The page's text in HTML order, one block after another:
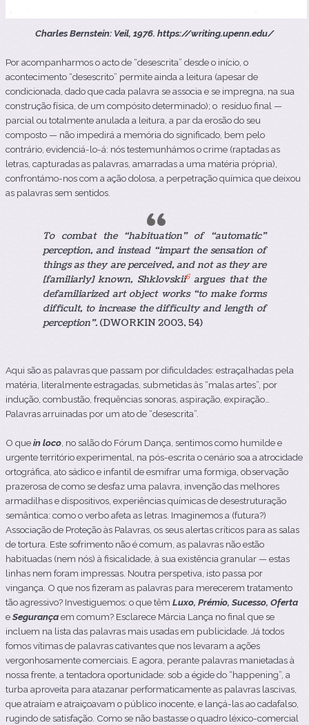
Charles Bernstein: Veil, 1976. https://writing.upenn.edu/
Por acompanharmos o acto de “desescrita” desde o início, o
acontecimento “desescrito” permite ainda a leitura (apesar de
condicionada, dado que cada palavra se associa e se impregna, na sua
construção física, de um compósito determinado); o resíduo final —
parcial ou totalmente anulada a leitura, a par da erosão do seu
composto — não impedirá a memória do significado, bem pelo
contrário, evidenciá-lo-á: nós testemunhámos o crime (raptadas as
letras, capturadas as palavras, amarradas a uma matéria própria),
confrontámo-nos com a ação dolosa, a perpetração química que deixou
as palavras sem sentidos.
To combat the “habituation” of “automatic”
perception, and instead “impart the sensation of
things as they are perceived, and not as they are
[familiarly] known, Shklovskii6argues that the
defamiliarized art object works “to make forms
difficult, to increase the difficulty and length of
perception”. (DWORKIN 2003, 54)
Aqui são as palavras que passam por dificuldades: estraçalhadas pela
matéria, literalmente estragadas, submetidas às “malas artes”, por
indução, combustão, frequências sonoras, aspiração, expiração…
Palavras arruinadas por um ato de “desescrita”.
O quein loco, no salão do Fórum Dança, sentimos como humilde e
urgente território experimental, na pós-escrita o cenário soa a atrocidade
ortográfica, ato sádico e infantil de esmifrar uma formiga, observação
prazerosa de como se desfaz uma palavra, invenção das melhores
armadilhas e dispositivos, experiências químicas de desestruturação
semântica: como o verbo afeta as letras. Imaginemos a (futura?)
Associação de Proteção às Palavras, os seus alertas críticos para as salas
de tortura. Este sofrimento não é comum, as palavras não estão
habituadas (nem nós) à fisicalidade, à sua existência granular — estas
linhas nem foram impressas. Noutra perspetiva, isto passa por
vingança. O que nos fizeram as palavras para merecerem tratamento
tão agressivo? Investiguemos: o que têm Luxo, Prémio, Sucesso, Oferta
eSegurançaem comum? Esclarece Márcia Lança no final que se
incluem na lista das palavras mais usadas em publicidade. Já todos
fomos vítimas de palavras cativantes que nos levaram a ações
vergonhosamente comerciais. E agora, perante palavras manietadas à
nossa frente, a tentadora oportunidade: sob a égide do “happening”, a
turba aproveita para atazanar performaticamente as palavras lascivas,
que atraíam e atraiçoavam o público inocente, e lançá-las ao cadafalso,
rugindo de satisfação. Como se não bastasse o quadro léxico-comercial